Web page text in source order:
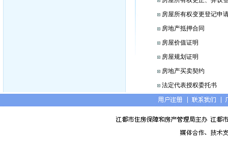
房屋所有权变更登记申
房地产抵押合同
房屋价值证明
房屋规划证明
房地产买卖契约
法定代表授权委托书